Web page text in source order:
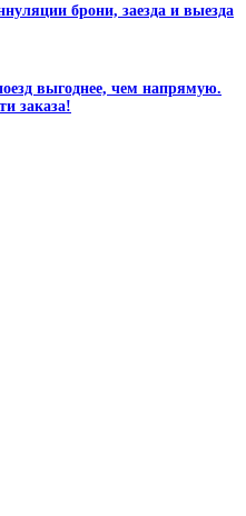
брони, заезда и выезда
выгоднее, чем напрямую.
заказа!